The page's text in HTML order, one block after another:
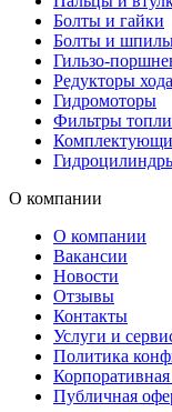
Болты и гайки
Болты и
Гильзо-
Редукторы хода
Гидромоторы
Фильтры
О компании
О компании
Вакансии
Новости
Отзывы
Контакты
Услуги и
Политика
Корпоративная
Публичная